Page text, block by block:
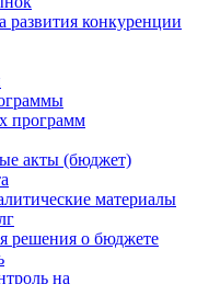
развития конкуренции
программ
акты (бюджет)
материалы
решения о бюджете
на